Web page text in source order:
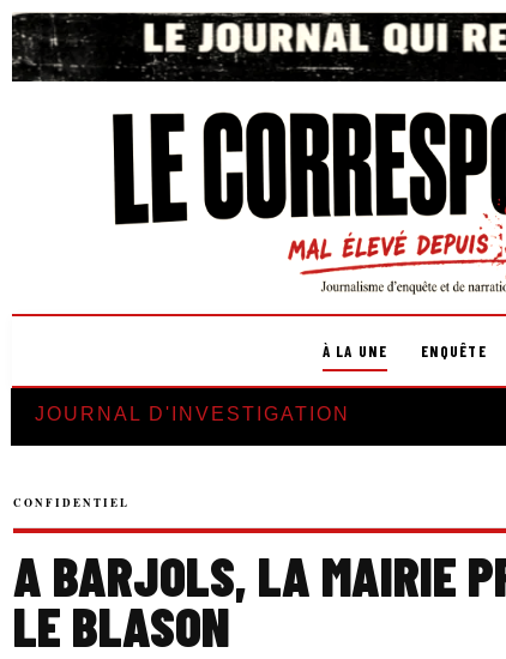
À LA UNE ENQUÊTE
JOURNAL D'INVESTIGATION
CONFIDENTIEL
A BARJOLS, LA MAIRIE
LE BLASON